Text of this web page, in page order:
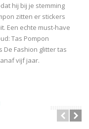
hij bij je stemming
zitten er stickers
Een echte must-have
Tas Pompon
Fashion glitter tas
vijf jaar.